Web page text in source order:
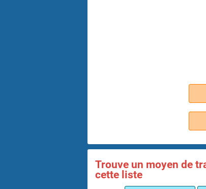
Trouve un moyen de
cette liste